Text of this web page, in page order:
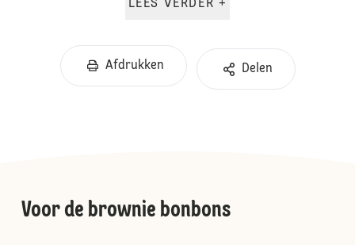
LEES VERDER +
Afdrukken Delen
Voor de brownie bonbons